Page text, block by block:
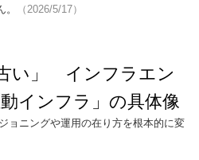
（2026/5/17）
い」 インフラエン
インフラ」の具体像
ョニングや運用の在り方を根本的に変